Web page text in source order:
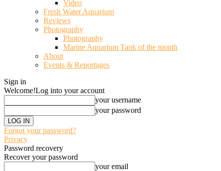
Video
Fresh Water Aquarium
Reviews
Photography
Photography
Marine Aquarium Tank of the month
About
Events & Reportages
Sign in
Welcome!Log into your account
your username
your password
Forgot your password?
Privacy
Password recovery
Recover your password
your email